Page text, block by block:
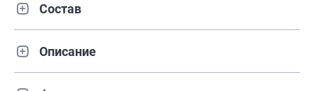
Состав
Описание